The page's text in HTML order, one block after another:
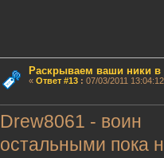
Раскрываем ваши ники в
« Ответ #13: 07/03/2011
Drew8061 - воин
остальными пока